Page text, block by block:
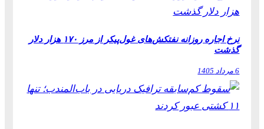
نرخ اجاره روزانه نفتکش‌های غول‌پیکر از مرز ۱۷۰ هزار دلار
گذشت
6 مرداد 1405